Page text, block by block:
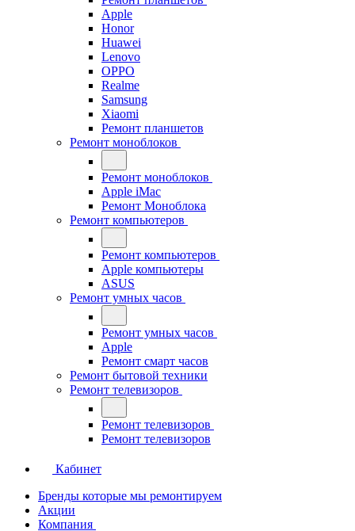
Apple
Honor
Huawei
Lenovo
OPPO
Realme
Samsung
Xiaomi
Ремонт планшетов
Ремонт моноблоков
Ремонт моноблоков
Apple iMac
Ремонт Моноблока
Ремонт компьютеров
Ремонт компьютеров
Apple компьютеры
ASUS
Ремонт умных часов
Ремонт умных часов
Apple
Ремонт смарт часов
Ремонт бытовой техники
Ремонт телевизоров
Ремонт телевизоров
Ремонт телевизоров
Кабинет
Бренды которые мы ремонтируем
Акции
Компания